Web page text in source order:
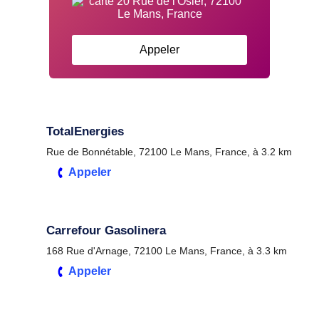
Appeler
TotalEnergies
Rue de Bonnétable, 72100 Le Mans, France, à 3.2 km
Appeler
Carrefour Gasolinera
168 Rue d'Arnage, 72100 Le Mans, France, à 3.3 km
Appeler